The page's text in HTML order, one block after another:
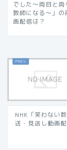
でした～両目と両
教師になる～」の
画配信は？
NHK「笑わない
送・見逃し動画